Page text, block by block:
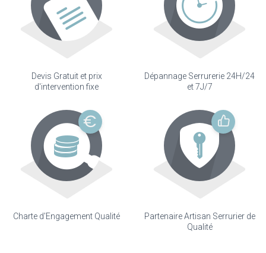
Devis Gratuit et prix
d'intervention fixe
Dépannage Serrurerie 24H/24
et 7J/7
Charte d'Engagement Qualité
Partenaire Artisan Serrurier de
Qualité